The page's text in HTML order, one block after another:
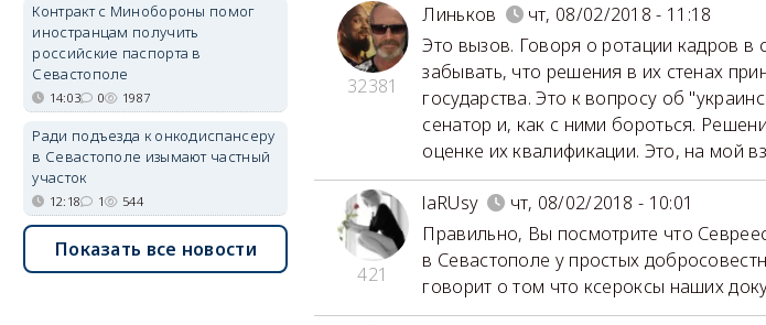
32381
Линьков
чт, 08/02/2018 - 11:18
Это вызов. Говоря о ротации кадров в
забывать, что решения в их стенах
государства. Это к вопросу об
сенатор и, как с ними бороться.
оценке их квалификации. Это, на мой
421
laRUsy
чт, 08/02/2018 - 10:01
Правильно, Вы посмотрите что
в Севастополе у простых
говорит о том что ксероксы наших
Контракт с Минобороны помог
иностранцам получить
российские паспорта в
Севастополе
14:03 0 1987
Ради подъезда к онкодиспансеру
в Севастополе изымают частный
участок
12:18 1 544
Показать все новости